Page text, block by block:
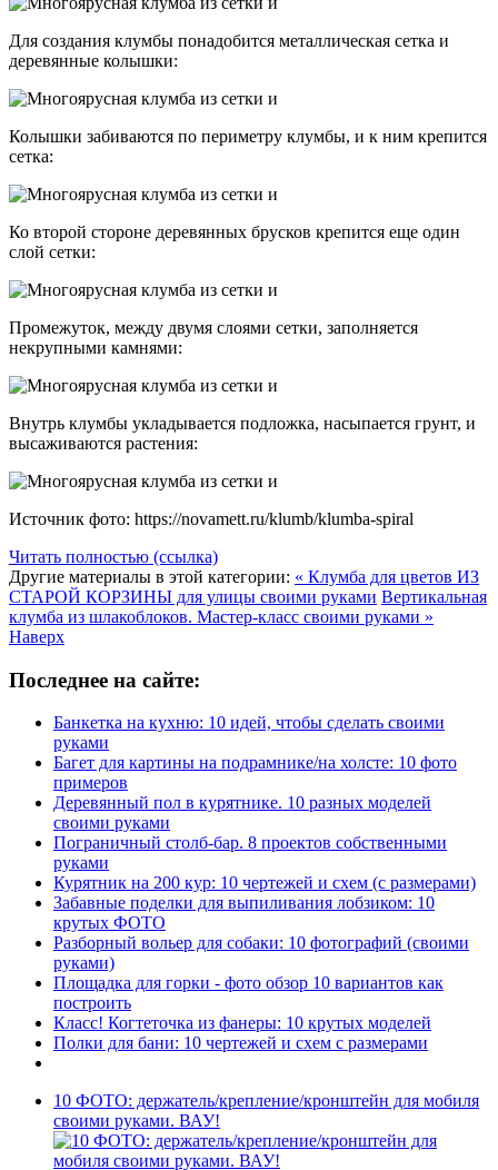
Для создания клумбы понадобится металлическая сетка и
деревянные колышки:
Колышки забиваются по периметру клумбы, и к ним крепится
сетка:
Ко второй стороне деревянных брусков крепится еще один
слой сетки:
Промежуток, между двумя слоями сетки, заполняется
некрупными камнями:
Внутрь клумбы укладывается подложка, насыпается грунт, и
высаживаются растения:
Источник фото: https://novamett.ru/klumb/klumba-spiral
Читать полностью (ссылка)
Другие материалы в этой категории: « Клумба для цветов ИЗ
СТАРОЙ КОРЗИНЫ для улицы своими руками Вертикальная
клумба из шлакоблоков. Мастер-класс своими руками »
Наверх
Последнее на сайте:
Банкетка на кухню: 10 идей, чтобы сделать своими
руками
Багет для картины на подрамнике/на холсте: 10 фото
примеров
Деревянный пол в курятнике. 10 разных моделей
своими руками
Пограничный столб-бар. 8 проектов собственными
руками
Курятник на 200 кур: 10 чертежей и схем (с размерами)
Забавные поделки для выпиливания лобзиком: 10
крутых ФОТО
Разборный вольер для собаки: 10 фотографий (своими
руками)
Площадка для горки - фото обзор 10 вариантов как
построить
Класс! Когтеточка из фанеры: 10 крутых моделей
Полки для бани: 10 чертежей и схем с размерами
10 ФОТО: держатель/крепление/кронштейн для мобиля
своими руками. ВАУ!